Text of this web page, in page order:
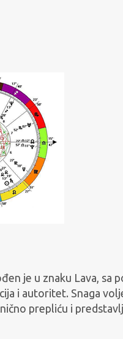
je u znaku Lava, sa
i autoritet. Snaga
prepliću i